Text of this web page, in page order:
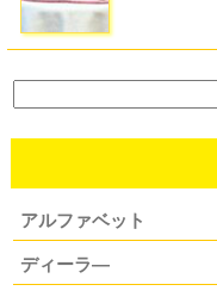
アルファベット
ディーラ―